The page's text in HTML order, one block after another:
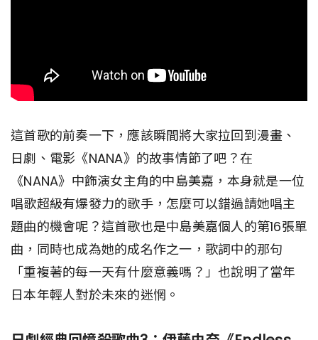
這首歌的前奏一下，應該瞬間將大家拉回到漫畫、
日劇、電影《NANA》的故事情節了吧？在
《NANA》中飾演女主角的中島美嘉，本身就是一位
唱歌超級有爆發力的歌手，怎麼可以錯過請她唱主
題曲的機會呢？這首歌也是中島美嘉個人的第16張單
曲，同時也成為她的成名作之一，歌詞中的那句
「重複著的每一天有什麼意義嗎？」也說明了當年
日本年輕人對於未來的迷惘。